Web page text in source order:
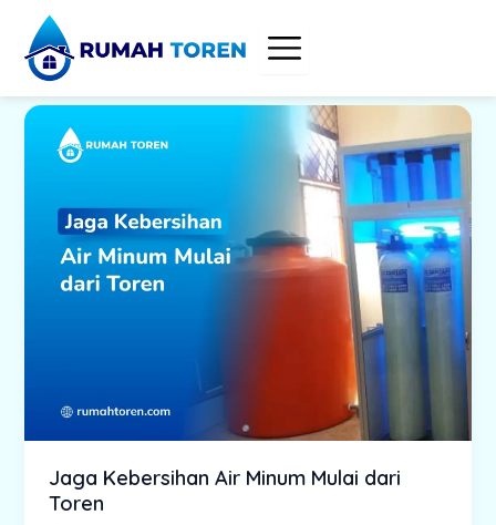
content
Jaga Kebersihan Air Minum Mulai dari
Toren